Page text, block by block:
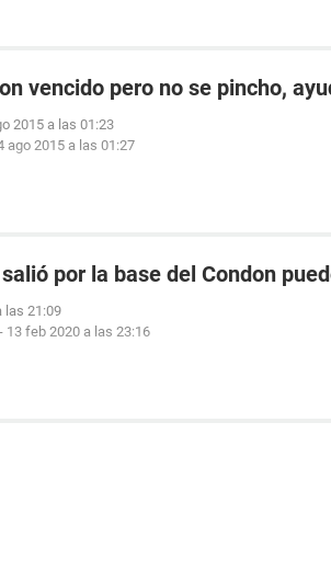
vencido pero no se pincho,
2015 a las 01:23
ago 2015 a las 01:27
por la base del Condon
las 21:09
- 13 feb 2020 a las 23:16